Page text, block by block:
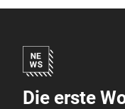
Die erste